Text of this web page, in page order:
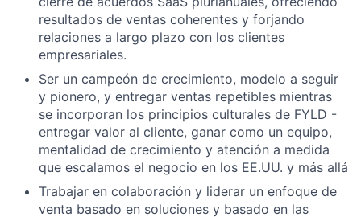
resultados de ventas coherentes y forjando
relaciones a largo plazo con los clientes
empresariales.
Ser un campeón de crecimiento, modelo a seguir
y pionero, y entregar ventas repetibles mientras
se incorporan los principios culturales de FYLD -
entregar valor al cliente, ganar como un equipo,
mentalidad de crecimiento y atención a medida
que escalamos el negocio en los EE.UU. y más allá
Trabajar en colaboración y liderar un enfoque de
venta basado en soluciones y basado en las